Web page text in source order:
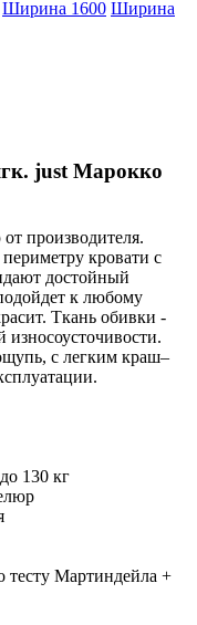
Ширина 1600 Ширина
just Марокко
производителя.
кровати с
достойный
к любому
Ткань обивки -
с легким краш–
130 кг
тесту Мартиндейла +